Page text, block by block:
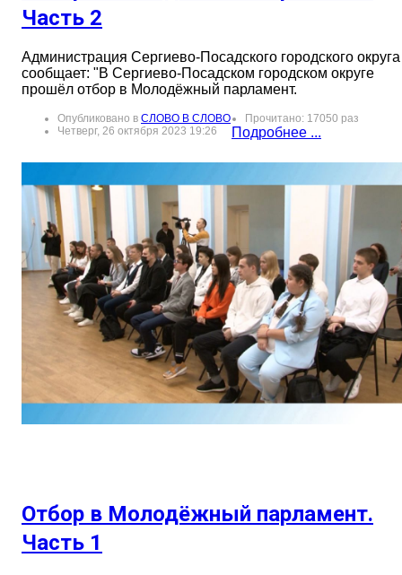
Часть 2
Администрация Сергиево-Посадского городского округа
сообщает: "В Сергиево-Посадском городском округе
прошёл отбор в Молодёжный парламент.
Опубликовано в СЛОВО В СЛОВО
Прочитано: 17050 раз
Четверг, 26 октября 2023 19:26
Подробнее ...
Отбор в Молодёжный парламент.
Часть 1